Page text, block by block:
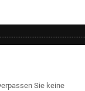
Sie keine